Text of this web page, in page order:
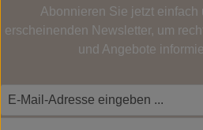
Abonnieren Sie jetzt
erscheinenden Newsletter, um
und Angebote